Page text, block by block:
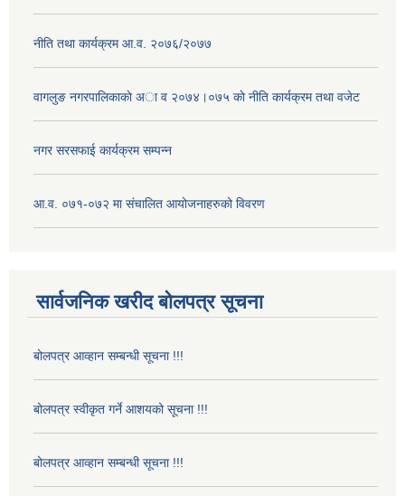
नीति तथा कार्यक्रम आ.व. २०७६/२०७७
वागलुङ नगरपालिकाकाे अा‍ व २०७४।०७५ काे नीति कार्यक्रम तथा वजेट
नगर सरसफाई कार्यक्रम सम्पन्न
आ.व. ०७१-०७२ मा संचालित आयोजनाहरुको विवरण
सार्वजनिक खरीद बोलपत्र सूचना
बोलपत्र आव्हान सम्बन्धी सूचना !!!
बोलपत्र स्वीकृत गर्ने आशयको सूचना !!!
बोलपत्र आव्हान सम्बन्धी सूचना !!!